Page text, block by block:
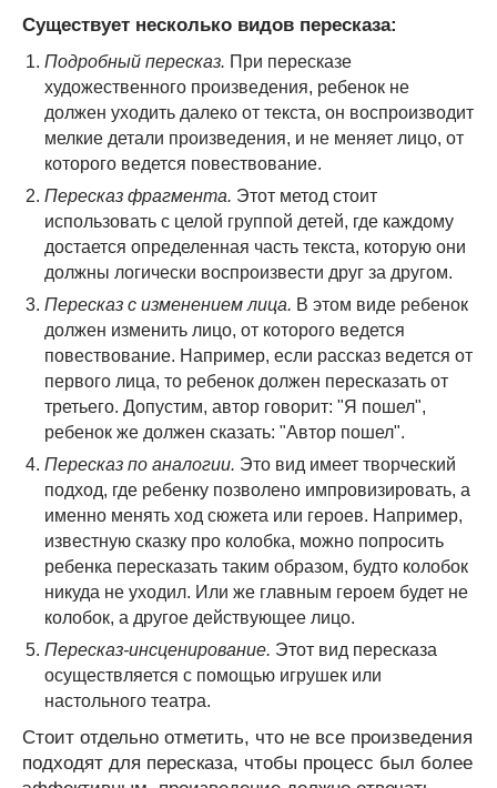
Существует несколько видов пересказа:
Подробный пересказ. При пересказе
художественного произведения, ребенок не
должен уходить далеко от текста, он воспроизводит
мелкие детали произведения, и не меняет лицо, от
которого ведется повествование.
Пересказ фрагмента. Этот метод стоит
использовать с целой группой детей, где каждому
достается определенная часть текста, которую они
должны логически воспроизвести друг за другом.
Пересказ с изменением лица. В этом виде ребенок
должен изменить лицо, от которого ведется
повествование. Например, если рассказ ведется от
первого лица, то ребенок должен пересказать от
третьего. Допустим, автор говорит: "Я пошел",
ребенок же должен сказать: "Автор пошел".
Пересказ по аналогии. Это вид имеет творческий
подход, где ребенку позволено импровизировать, а
именно менять ход сюжета или героев. Например,
известную сказку про колобка, можно попросить
ребенка пересказать таким образом, будто колобок
никуда не уходил. Или же главным героем будет не
колобок, а другое действующее лицо.
Пересказ-инсценирование. Этот вид пересказа
осуществляется с помощью игрушек или
настольного театра.
Стоит отдельно отметить, что не все произведения
подходят для пересказа, чтобы процесс был более